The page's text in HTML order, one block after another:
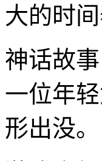
大的时
神话故
一位年
形出没。